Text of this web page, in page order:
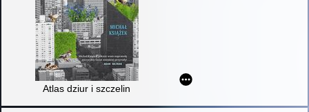
Atlas dziur i szczelin